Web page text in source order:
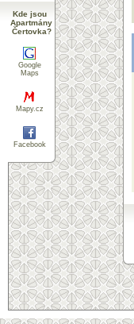
Kde jsou
Apartmány
Čertovka?
Google
Maps
Mapy.cz
Facebook